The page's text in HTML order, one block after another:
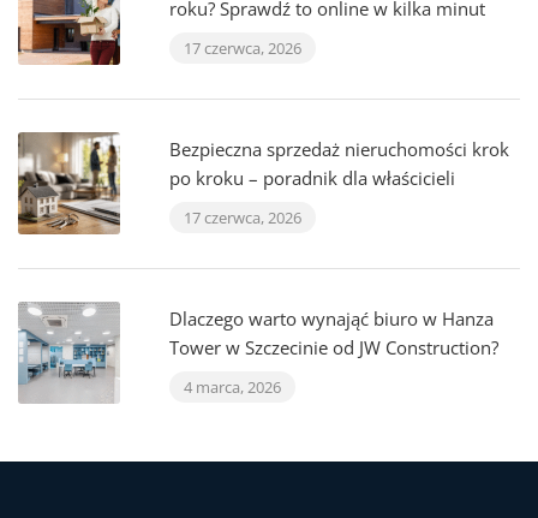
roku? Sprawdź to online w kilka minut
17 czerwca, 2026
Bezpieczna sprzedaż nieruchomości krok
po kroku – poradnik dla właścicieli
17 czerwca, 2026
Dlaczego warto wynająć biuro w Hanza
Tower w Szczecinie od JW Construction?
4 marca, 2026